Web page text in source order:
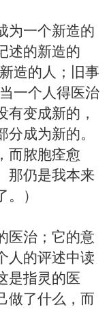
为一个新造的
述的新造的
造的人；旧事
一个人得医治
变成新的，
成为新的。
而脓胞痊愈
那仍是我本来
）
医治；它的意
人的评述中读
是指灵的医
做了什么，而